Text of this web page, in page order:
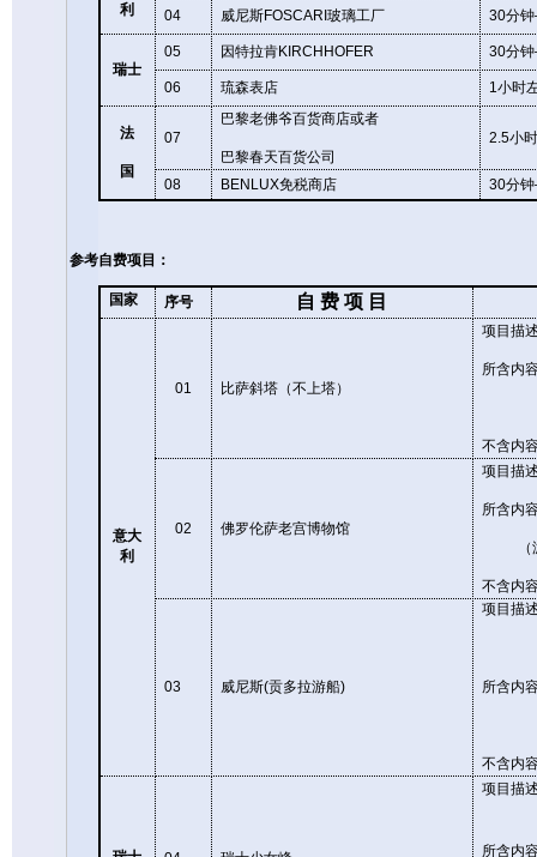
利
04 威尼斯FOSCARI 玻璃工厂 30分钟
瑞士
05 因特拉肯KIRCHHOFER 30分钟
06 琉森表店 1小时
法
国
07
巴黎老佛爷百货商店或者
巴黎春天百货公司
2.5小时
08 BENLUX免税商店 30分钟
参考自费项目：
国家 序号 自 费 项 目
意大
利
01 比萨斜塔（不上塔）
项目描
所含内
不含内
02 佛罗伦萨老宫博物馆
项目描
所含内
不含内
03 威尼斯(贡多拉游船)
项目描
所含内
不含内
项目描
所含内